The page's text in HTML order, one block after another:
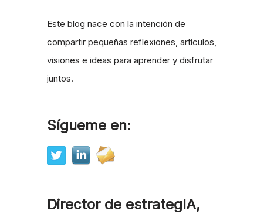
Este blog nace con la intención de
compartir pequeñas reflexiones, artículos,
visiones e ideas para aprender y disfrutar
juntos.
Sígueme en:
Director de estrategIA,